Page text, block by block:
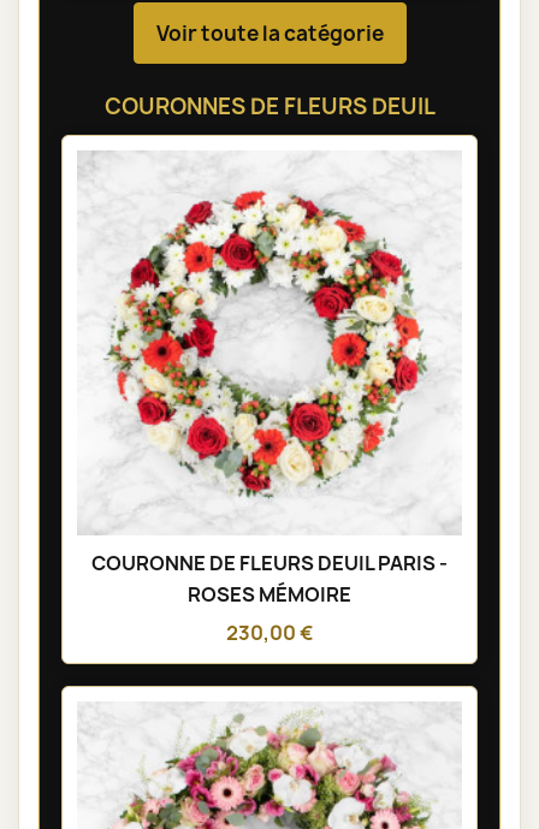
Voir toute la catégorie
COURONNES DE FLEURS DEUIL
COURONNE DE FLEURS DEUIL PARIS -
ROSES MÉMOIRE
230,00 €